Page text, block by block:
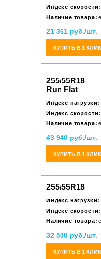
Индекс скорости:
Наличие товара:
21 361 руб./шт.
КУПИТЬ В 1 КЛИК
255/55R18
Run Flat
Индекс нагрузки:
Индекс скорости:
Наличие товара:
43 940 руб./шт.
КУПИТЬ В 1 КЛИК
255/55R18
Индекс нагрузки:
Индекс скорости:
Наличие товара:
32 500 руб./шт.
КУПИТЬ В 1 КЛИК